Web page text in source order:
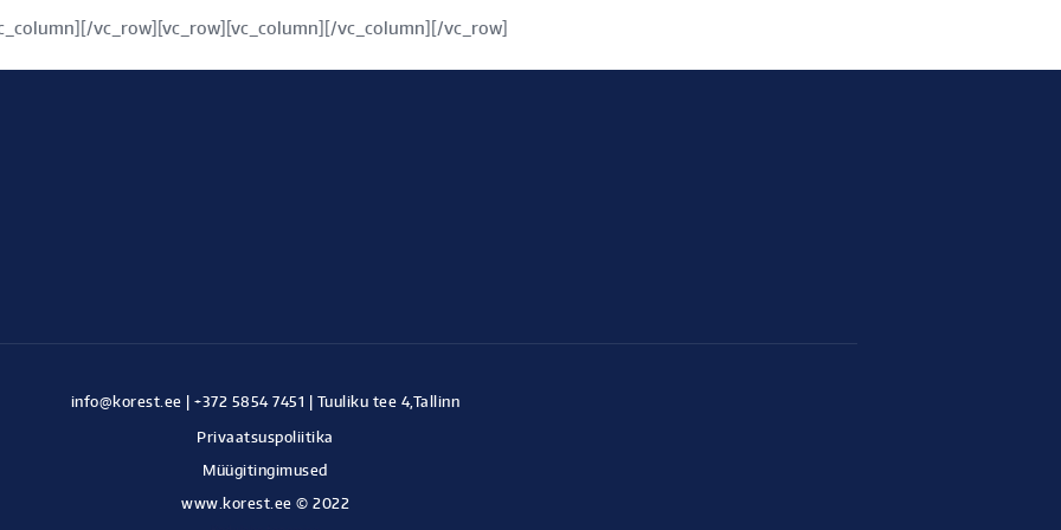
vc_row][vc_row][vc_column][/vc_column][/vc_row]
Privaatsuspoliitika
Müügitingimused
www.korest.ee © 2022